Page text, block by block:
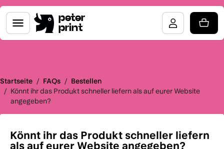
peter
print
Startseite / FAQs / Bestellen
/ Könnt ihr das Produkt schneller liefern als auf eurer Website
angegeben?
Könnt ihr das Produkt schneller liefern
als auf eurer Website angegeben?